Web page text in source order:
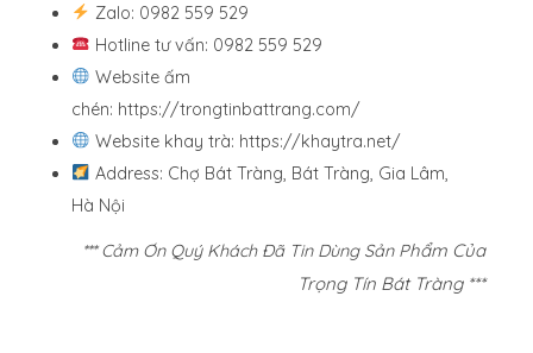
Zalo: 0982 559 529
Hotline tư vấn: 0982 559 529
Website ấm
chén: https://trongtinbattrang.com/
Website khay trà: https://khaytra.net/
Address: Chợ Bát Tràng, Bát Tràng, Gia Lâm,
Hà Nội
*** Cảm Ơn Quý Khách Đã Tin Dùng Sản Phẩm Của
Trọng Tín Bát Tràng ***